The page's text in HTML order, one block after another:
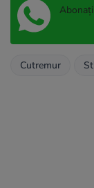
Cutremur